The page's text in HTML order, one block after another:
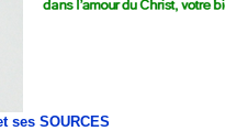
ses SOURCES